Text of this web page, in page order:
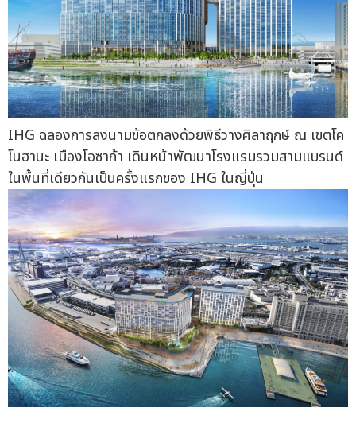
IHG ฉลองการลงนามข้อตกลงด้วยพิธีวางศิลาฤกษ์ ณ เขตโค
โนฮานะ เมืองโอซาก้า เดินหน้าพัฒนาโรงแรมรวมสามแบรนด์
ในพื้นที่เดียวกันเป็นครั้งแรกของ IHG ในญี่ปุ่น